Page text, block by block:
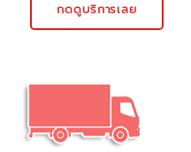
กดดูบริการเลย